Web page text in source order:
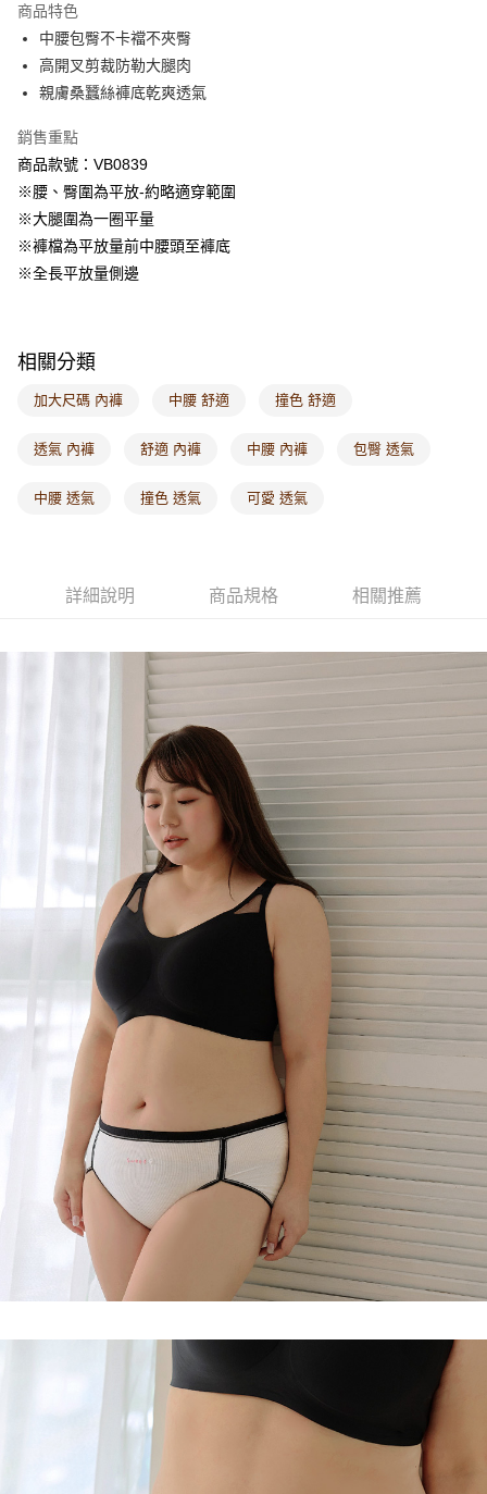
付款後萊爾富取貨
每筆NT$60，滿NT$1,000(含以上)免運費
7-11取貨付款
每筆NT$60，滿NT$1,000(含以上)免運費
付款後7-11取貨
每筆NT$60，滿NT$1,000(含以上)免運費
宅配
每筆NT$120，滿NT$1,000(含以上)免運費
海外配送-歐美地區 查看運費
商品特色
中腰包臀不卡襠不夾臀
高開叉剪裁防勒大腿肉
親膚桑蠶絲褲底乾爽透氣
銷售重點
商品款號：VB0839
※腰、臀圍為平放-約略適穿範圍
※大腿圍為一圈平量
※褲檔為平放量前中腰頭至褲底
※全長平放量側邊
相關分類
加大尺碼 內褲 中腰 舒適 撞色 舒適
透氣 內褲 舒適 內褲 中腰 內褲 包臀 透氣
中腰 透氣 撞色 透氣 可愛 透氣
詳細說明 商品規格 相關推薦